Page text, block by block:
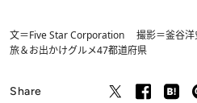
文＝Five Star Corporation 撮影＝釜谷洋
旅＆お出かけグルメ47都道府県
Share